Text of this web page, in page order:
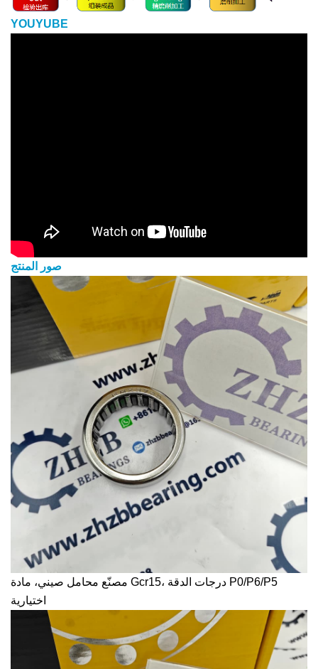
YOUYUBE
صور المنتج
مصنّع محامل صيني، مادة Gcr15، درجات الدقة P0/P6/P5
اختيارية